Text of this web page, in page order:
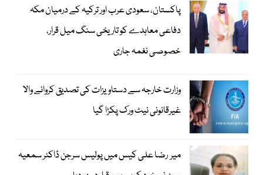
پاکستان، سعودی عرب اور ترکیہ کے درمیان مکہ
دفاعی معاہدے کو تاریخی سنگ میل قرار،
خصوصی نغمہ جاری
وزارت خارجہ سے دستاویزات کی تصدیق کروانے والا
غیرقانونی نیٹ ورک پکڑا گیا
میر رضا علی کیس میں پولیس سرجن ڈاکٹر سمعیہ